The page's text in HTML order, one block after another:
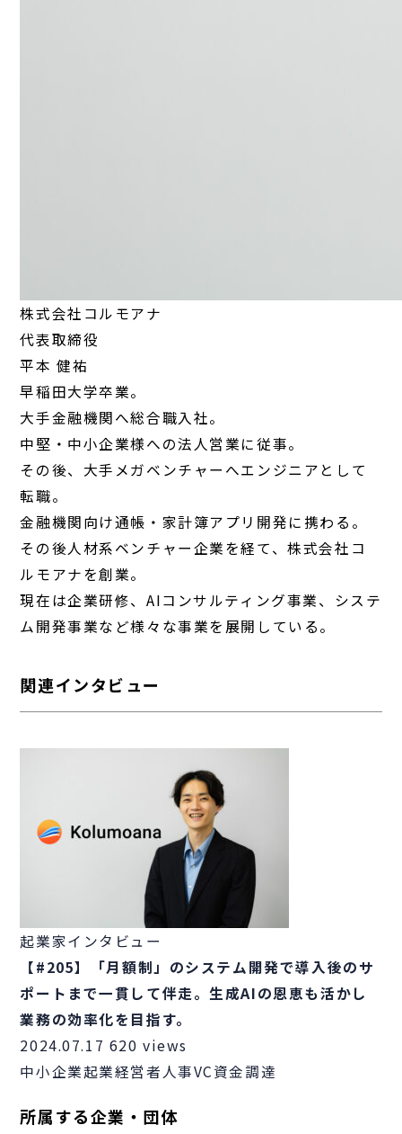
株式会社コルモアナ
代表取締役
平本 健祐
早稲田大学卒業。
大手金融機関へ総合職入社。
中堅・中小企業様への法人営業に従事。
その後、大手メガベンチャーへエンジニアとして
転職。
金融機関向け通帳・家計簿アプリ開発に携わる。
その後人材系ベンチャー企業を経て、株式会社コ
ルモアナを創業。
現在は企業研修、AIコンサルティング事業、システ
ム開発事業など様々な事業を展開している。
関連インタビュー
起業家インタビュー
【#205】「月額制」のシステム開発で導入後のサ
ポートまで一貫して伴走。生成AIの恩恵も活かし
業務の効率化を目指す。
2024.07.17 620 views
中小企業起業経営者人事VC資金調達
所属する企業・団体